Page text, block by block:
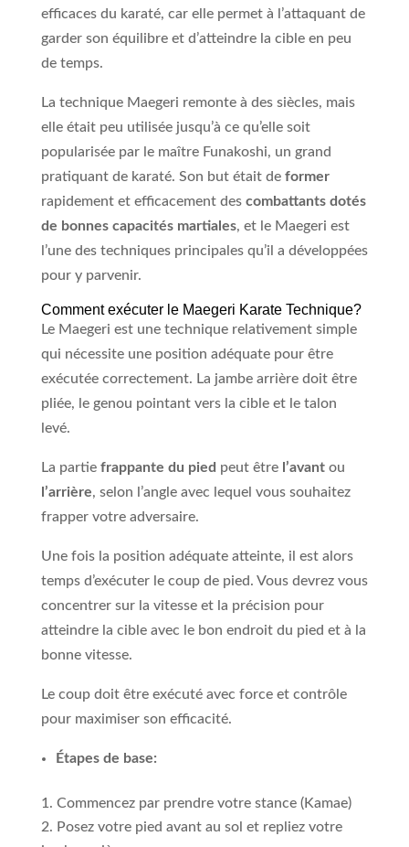
efficaces du karaté, car elle permet à l’attaquant de
garder son équilibre et d’atteindre la cible en peu
de temps.
La technique Maegeri remonte à des siècles, mais
elle était peu utilisée jusqu’à ce qu’elle soit
popularisée par le maître Funakoshi, un grand
pratiquant de karaté. Son but était de former
rapidement et efficacement des combattants dotés
de bonnes capacités martiales, et le Maegeri est
l’une des techniques principales qu’il a développées
pour y parvenir.
Comment exécuter le Maegeri Karate Technique?
Le Maegeri est une technique relativement simple
qui nécessite une position adéquate pour être
exécutée correctement. La jambe arrière doit être
pliée, le genou pointant vers la cible et le talon
levé.
La partie frappante du pied peut êtrel’avant ou
l’arrière, selon l’angle avec lequel vous souhaitez
frapper votre adversaire.
Une fois la position adéquate atteinte, il est alors
temps d’exécuter le coup de pied. Vous devrez vous
concentrer sur la vitesse et la précision pour
atteindre la cible avec le bon endroit du pied et à la
bonne vitesse.
Le coup doit être exécuté avec force et contrôle
pour maximiser son efficacité.
Étapes de base:
Commencez par prendre votre stance (Kamae)
Posez votre pied avant au sol et repliez votre